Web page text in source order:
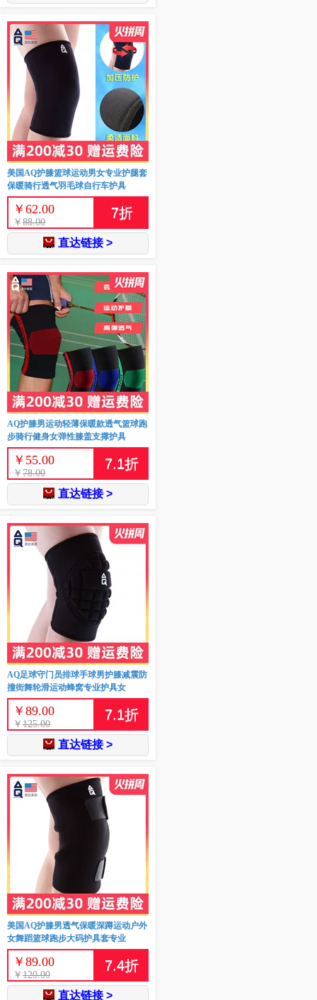
美国AQ护膝篮球运动男女专业护腿套
保暖骑行透气羽毛球自行车护具
￥ 62.00
￥ 88.00
7折
直达链接 >
AQ护膝男运动轻薄保暖款透气篮球跑
步骑行健身女弹性膝盖支撑护具
￥ 55.00
￥ 78.00
7.1折
直达链接 >
AQ足球守门员排球手球男护膝减震防
撞街舞轮滑运动蜂窝专业护具女
￥ 89.00
￥ 125.00
7.1折
直达链接 >
美国AQ护膝男透气保暖深蹲运动户外
女舞蹈篮球跑步大码护具套专业
￥ 89.00
￥ 120.00
7.4折
直达链接 >